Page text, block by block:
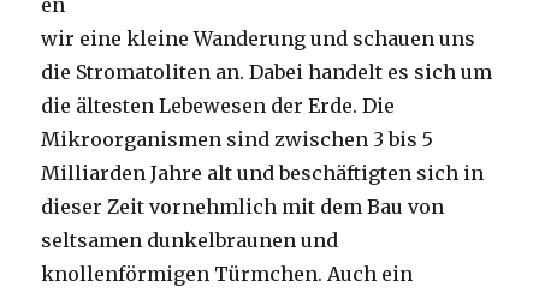
wir eine kleine Wanderung und schauen uns
die Stromatoliten an. Dabei handelt es sich um
die ältesten Lebewesen der Erde. Die
Mikroorganismen sind zwischen 3 bis 5
Milliarden Jahre alt und beschäftigten sich in
dieser Zeit vornehmlich mit dem Bau von
seltsamen dunkelbraunen und
knollenförmigen Türmchen. Auch ein